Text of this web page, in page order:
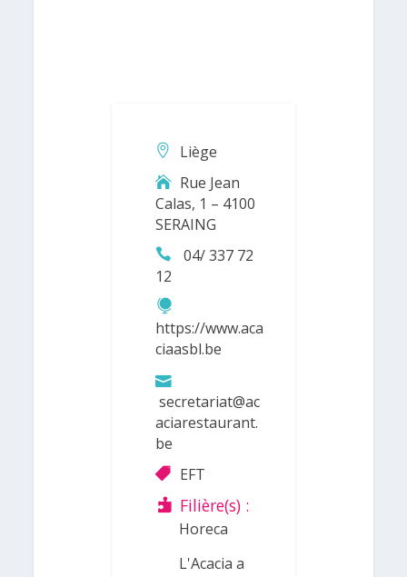
Liège
Rue Jean
Calas, 1 – 4100
SERAING
04/ 337 72
12
https://www.aca
ciaasbl.be
secretariat@ac
aciarestaurant.
be
EFT
Filière(s) :
Horeca
L'Acacia a